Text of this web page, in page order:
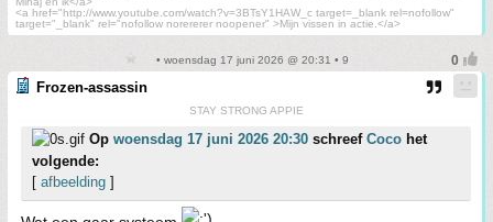
<a href="http://www.youtube.com/watch?v=3BTsY1HAW_c target=_blank rel=nofollow"
target="_blank" rel="nofollow norererer noopener" >Mijn vissen in actie.</a>
• woensdag 17 juni 2026 @ 20:31 • 9
Frozen-assassin
STAY STRONG APPIE
Op woensdag 17 juni 2026 20:30 schreef Coco het
volgende:
[ afbeelding ]